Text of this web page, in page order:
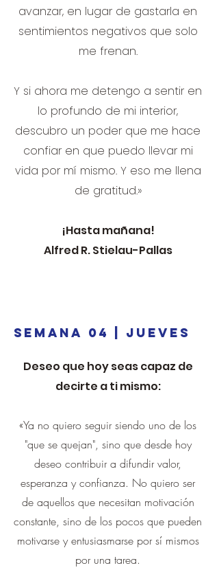
avanzar, en lugar de gastarla en
sentimientos negativos que solo
me frenan.
Y si ahora me detengo a sentir en
lo profundo de mi interior,
descubro un poder que me hace
confiar en que puedo llevar mi
vida por mí mismo. Y eso me llena
de gratitud.»
¡Hasta mañana!
Alfred R. Stielau-Pallas
SEMANA 04 | JUEVES
Deseo que hoy seas capaz de
decirte a ti mismo:
«Ya no quiero seguir siendo uno de los
"que se quejan", sino que desde hoy
deseo contribuir a difundir valor,
esperanza y confianza. No quiero ser
de aquellos que necesitan motivación
constante, sino de los pocos que pueden
motivarse y entusiasmarse por sí mismos
por una tarea.